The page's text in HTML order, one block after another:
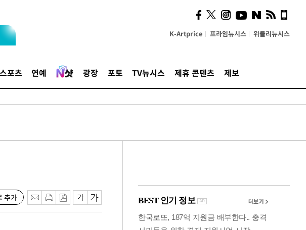
K-Artprice 프라임뉴시스 위클리뉴시스
스포츠 연예 광장 포토 TV뉴시스 제휴 콘텐츠 제보
추가
시, 스마트폰 액세서리에
NFC 더했다